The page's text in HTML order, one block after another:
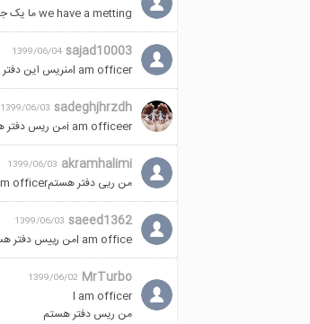
we have a metting ما یک جلسه داریم
sajad10003
1399/06/04
l am officerمنریس این دفتر هستم
sadeghjhrzdh
1399/06/03
i am officeerمن ریس دفتر هستم
akramhalimi
1399/06/03
من ریی دفتر هستمi am officer
saeed1362
1399/06/03
I am officeمن رییس دفتر هستم
MrTurbo
1399/06/02
I am officer
من ریس دفتر هستم